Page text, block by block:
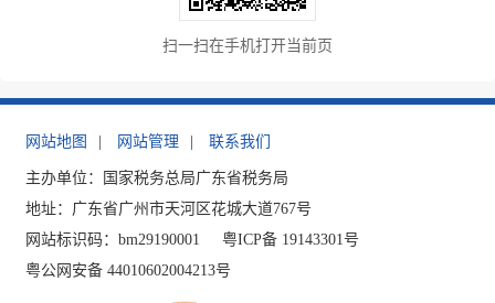
扫一扫在手机打开当前页
网站地图 网站管理 联系我们
主办单位：国家税务总局广东省税务局
地址：广东省广州市天河区花城大道767号
网站标识码：bm29190001
粤ICP备 19143301号
粤公网安备 44010602004213号